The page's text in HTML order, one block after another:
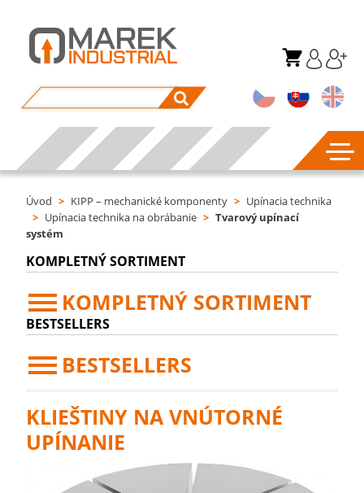
Úvod > KIPP – mechanické komponenty > Upínacia technika
> Upínacia technika na obrábanie > Tvarový upínací
systém
KOMPLETNÝ SORTIMENT
KOMPLETNÝ SORTIMENT
BESTSELLERS
BESTSELLERS
KLIEŠTINY NA VNÚTORNÉ
UPÍNANIE